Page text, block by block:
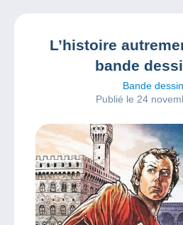
L’histoire
bande
Bande
Publié le 24